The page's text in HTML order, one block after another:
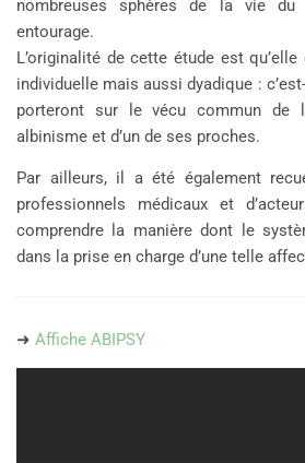
nombreuses sphères de la vie
entourage.
L’originalité de cette étude est
individuelle mais aussi dyadique :
porteront sur le vécu commun de
albinisme et d’un de ses proches.
Par ailleurs, il a été également
professionnels médicaux et
comprendre la manière dont le
dans la prise en charge d’une telle
➜ Affiche ABIPSY